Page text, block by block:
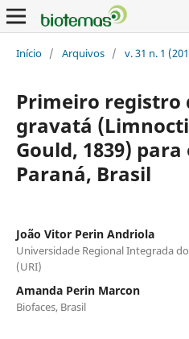
Início / Arquivos / v. 31 n. 1
Primeiro registro
gravatá
Gould, 1839)
Paraná, Brasil
João Vitor Perin Andriola
Universidade Regional Integrada
(URI)
Amanda Perin Marcon
Biofaces, Brasil